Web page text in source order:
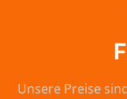
Unsere Preise